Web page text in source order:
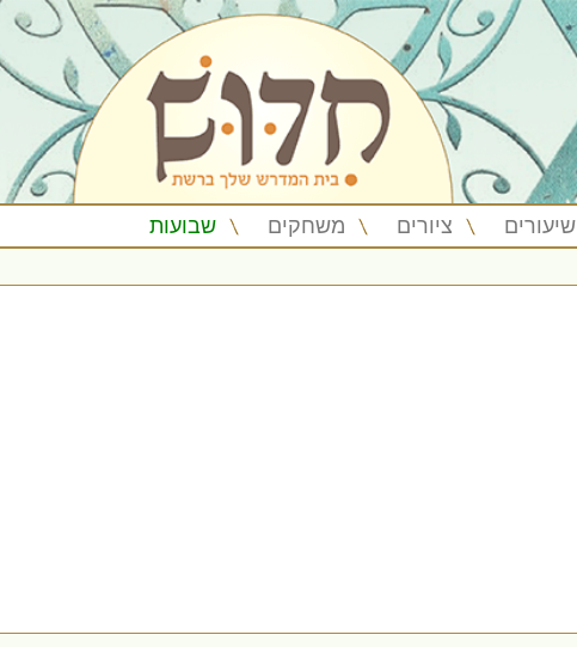
שיעורים ציורים משחקים שבועות